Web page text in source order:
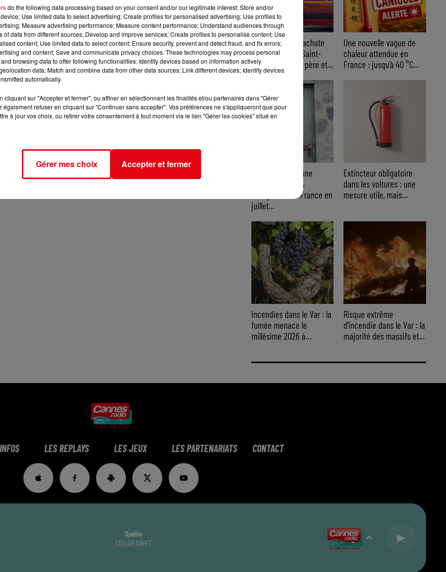
Accident de parachute
ascensionnel à Saint-
Cyr-sur-Mer : un père et...
Une nouvelle vague de
chaleur attendue en
France : jusqu’à 40 °C...
Cambriolages : une
hausse de 5,8 %
enregistrée en France en
juillet...
Extincteur obligatoire
dans les voitures : une
mesure utile, mais...
Incendies dans le Var : la
fumée menace le
millésime 2026 à...
Risque extrême
d’incendie dans le Var : la
majorité des massifs et...
LES REPLAYS LES JEUX LES PARTENARIATS CONTACT
Opalite
TAYLOR SWIFT
do the following data processing based on your consent and/or our legitimate interest: Store and/or
Use limited data to select advertising; Create profiles for personalised advertising; Use profiles to
Measure advertising performance; Measure content performance; Understand audiences through
of data from different sources; Develop and improve services; Create profiles to personalise content; Use
content; Use limited data to select content; Ensure security, prevent and detect fraud, and fix errors;
and content; Save and communicate privacy choices. These technologies may process personal
browsing data to offer following functionalities: Identify devices based on information actively
data; Match and combine data from other data sources; Link different devices; Identify devices
automatically.
cliquant sur "Accepter et fermer", ou affiner en sélectionnant les finalités et/ou partenaires dans "Gérer
également refuser en cliquant sur "Continuer sans accepter". Vos préférences ne s'appliqueront que pour
à jour vos choix, ou retirer votre consentement à tout moment via le lien "Gérer les cookies" situé en
Gérer mes choix Accepter et fermer